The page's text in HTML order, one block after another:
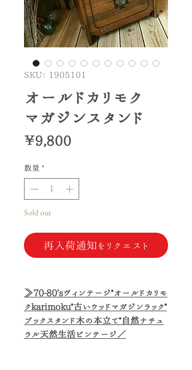
SKU： 1905101
オールドカリモク
マガジンスタンド
￥9,800
数量 *
Sold out
再入荷通知をリクエスト
≫70-80'sヴィンテージ*オールドカリモ
クkarimoku*古いウッドマガジンラック*
ブックスタンド木の本立て*自然ナチュ
ラル天然生活ビンテージ／